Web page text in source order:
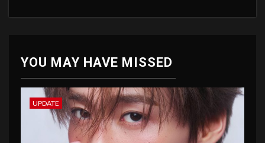
YOU MAY HAVE MISSED
UPDATE